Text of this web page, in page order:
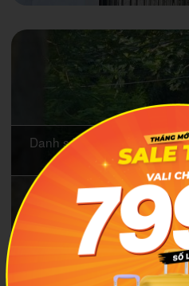
Danh sách 7 hãng taxi Hồ
tưởng